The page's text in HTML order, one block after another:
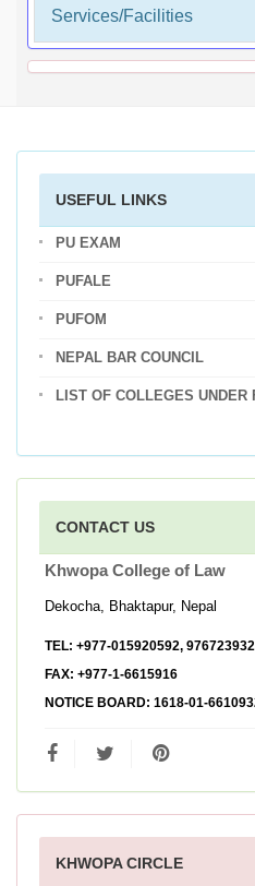
Services/Facilities
USEFUL LINKS
PU EXAM
PUFALE
PUFOM
NEPAL BAR COUNCIL
LIST OF COLLEGES UNDER
CONTACT US
Khwopa College of Law
Dekocha, Bhaktapur, Nepal
TEL: +977-015920592,
FAX: +977-1-6615916
NOTICE BOARD: 1618-01-
KHWOPA CIRCLE